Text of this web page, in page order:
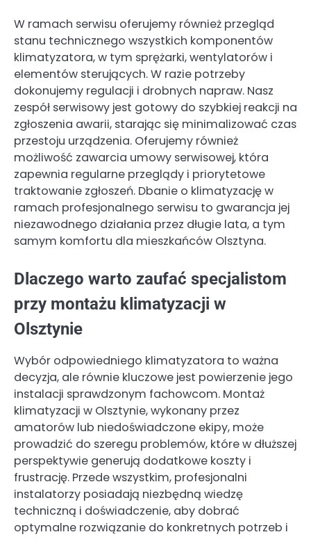
W ramach serwisu oferujemy również przegląd
stanu technicznego wszystkich komponentów
klimatyzatora, w tym sprężarki, wentylatorów i
elementów sterujących. W razie potrzeby
dokonujemy regulacji i drobnych napraw. Nasz
zespół serwisowy jest gotowy do szybkiej reakcji na
zgłoszenia awarii, starając się minimalizować czas
przestoju urządzenia. Oferujemy również
możliwość zawarcia umowy serwisowej, która
zapewnia regularne przeglądy i priorytetowe
traktowanie zgłoszeń. Dbanie o klimatyzację w
ramach profesjonalnego serwisu to gwarancja jej
niezawodnego działania przez długie lata, a tym
samym komfortu dla mieszkańców Olsztyna.
Dlaczego warto zaufać specjalistom
przy montażu klimatyzacji w
Olsztynie
Wybór odpowiedniego klimatyzatora to ważna
decyzja, ale równie kluczowe jest powierzenie jego
instalacji sprawdzonym fachowcom. Montaż
klimatyzacji w Olsztynie, wykonany przez
amatorów lub niedoświadczone ekipy, może
prowadzić do szeregu problemów, które w dłuższej
perspektywie generują dodatkowe koszty i
frustrację. Przede wszystkim, profesjonalni
instalatorzy posiadają niezbędną wiedzę
techniczną i doświadczenie, aby dobrać
optymalne rozwiązanie do konkretnych potrzeb i